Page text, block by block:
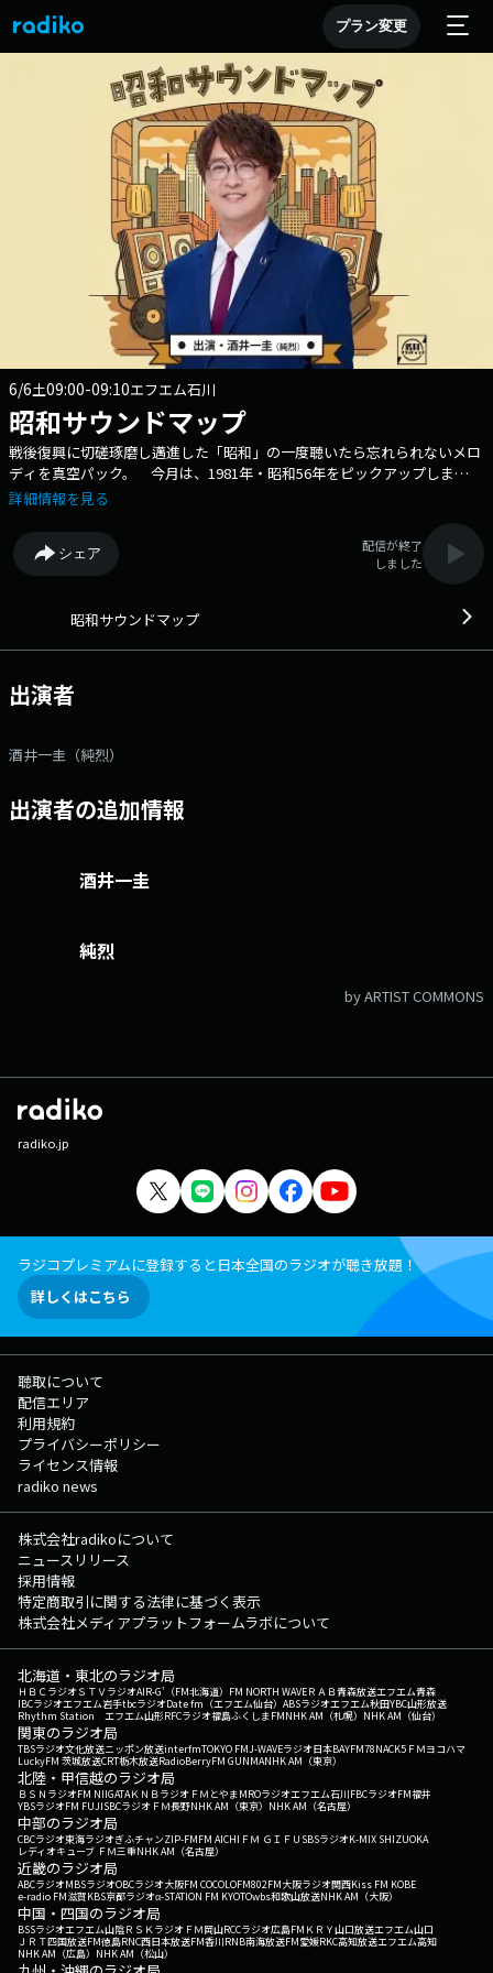
プラン変更
6/6土09:00-09:10エフエム石川
昭和サウンドマップ
戦後復興に切磋琢磨し邁進した「昭和」の一度聴いたら忘れられないメロ
ディを真空パック。 今月は、1981年・昭和56年をピックアップしま
す。 番組Webサイト：https://jfn-pods.com/program/300010554 メ
詳細情報を見る
シェア
配信が終了
しました
昭和サウンドマップ
出演者
酒井一圭（純烈）
出演者の追加情報
酒井一圭
純烈
by ARTIST COMMONS
radiko.jp
ラジコプレミアムに登録すると日本全国のラジオが聴き放題！
詳しくはこちら
聴取について
配信エリア
利用規約
プライバシーポリシー
ライセンス情報
radiko news
株式会社radikoについて
ニュースリリース
採用情報
特定商取引に関する法律に基づく表示
株式会社メディアプラットフォームラボについて
北海道・東北のラジオ局
ＨＢＣラジオＳＴＶラジオAIR-G'（FM北海道） FM NORTH WAVEＲＡＢ青森放送エフエム青森
IBCラジオエフエム岩手tbcラジオDate fm（エフエム仙台） ABSラジオエフエム秋田YBC山形放送
Rhythm Station エフエム山形RFCラジオ福島ふくしまFMNHK AM（札幌） NHK AM（仙台）
関東のラジオ局
TBSラジオ文化放送ニッポン放送interfmTOKYO FMJ-WAVEラジオ日本BAYFM78NACK5 ＦＭヨコハマ
LuckyFM 茨城放送CRT栃木放送RadioBerryFM GUNMANHK AM（東京）
北陸・甲信越のラジオ局
ＢＳＮラジオFM NIIGATAＫＮＢラジオ ＦＭとやまMROラジオエフエム石川FBCラジオFM福井
YBSラジオFM FUJISBCラジオ ＦＭ長野NHK AM（東京） NHK AM（名古屋）
中部のラジオ局
CBCラジオ東海ラジオぎふチャンZIP-FMFM AICHI ＦＭ ＧＩＦＵ SBSラジオK-MIX SHIZUOKA
レディオキューブ ＦＭ三重NHK AM（名古屋）
近畿のラジオ局
ABCラジオMBSラジオOBCラジオ大阪FM COCOLOFM802FM大阪ラジオ関西Kiss FM KOBE
e-radio FM滋賀KBS京都ラジオα-STATION FM KYOTOwbs和歌山放送NHK AM（大阪）
中国・四国のラジオ局
BSSラジオエフエム山陰ＲＳＫラジオ ＦＭ岡山RCCラジオ広島FM ＫＲＹ山口放送エフエム山口
ＪＲＴ四国放送FM徳島RNC西日本放送FM香川RNB南海放送FM愛媛RKC高知放送エフエム高知
NHK AM（広島） NHK AM（松山）